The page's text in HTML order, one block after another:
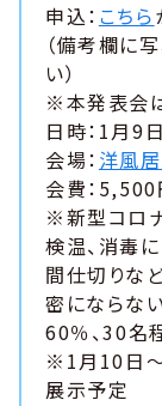
申込： こちら
（備考欄に
い）
※本発表会
日時：1月9
会場： 洋風
会費：5,500
※新型コロ
検温、消毒
間仕切りな
密にならな
60％、30名
※1月10日
展示予定